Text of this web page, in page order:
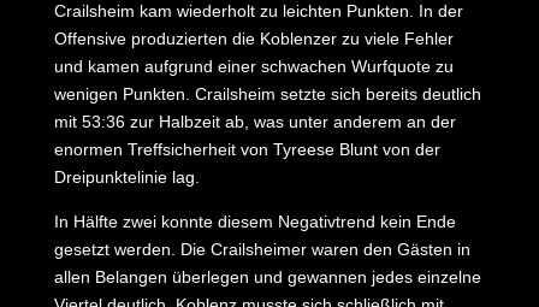
Crailsheim kam wiederholt zu leichten Punkten. In der
Offensive produzierten die Koblenzer zu viele Fehler
und kamen aufgrund einer schwachen Wurfquote zu
wenigen Punkten. Crailsheim setzte sich bereits deutlich
mit 53:36 zur Halbzeit ab, was unter anderem an der
enormen Treffsicherheit von Tyreese Blunt von der
Dreipunktelinie lag.
In Hälfte zwei konnte diesem Negativtrend kein Ende
gesetzt werden. Die Crailsheimer waren den Gästen in
allen Belangen überlegen und gewannen jedes einzelne